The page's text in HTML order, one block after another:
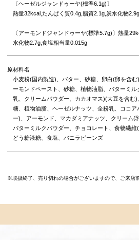
〔ヘーゼルジャンドゥーヤ(標準6.1g)〕
熱量32kcal,たんぱく質0.4g,脂質2.1g,炭水化物
〔アーモンドジャンドゥーヤ(標準5.7g)〕熱量
水化物2.7g,食塩相当量0.015g
原材料名
小麦粉(国内製造)、バター、砂糖、卵白(卵を含
ーモンドペースト、砂糖、植物油脂、バターミ
乳、クリームパウダー、カカオマス)(大豆を含む
糖、植物油脂、ヘーゼルナッツ、全粉乳、ココ
ー)、アーモンド、マカダミアナッツ、クリーム(
バターミルクパウダー、チョコレート、食物繊
どう糖液糖、食塩、バニラビーンズ
※取扱終了、売り切れの場合がございますので、ご来店